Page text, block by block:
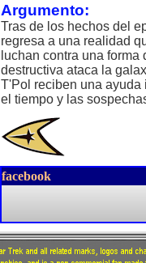
Argumento:
Tras de los hechos del
regresa a una realidad
luchan contra una
destructiva ataca la
T'Pol reciben una ayuda
el tiempo y las
facebook